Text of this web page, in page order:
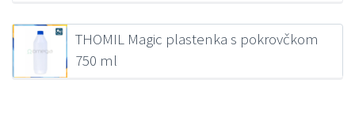
THOMIL Magic plastenka s pokrovčkom
750 ml